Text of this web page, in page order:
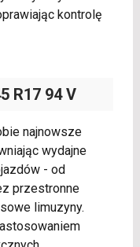
kontrolę
R17 94 V
najnowsze
wydajne
- od
przestronne
limuzyny.